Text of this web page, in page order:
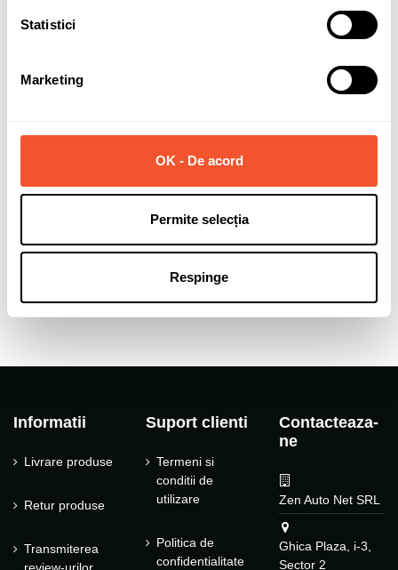
Statistici
Marketing
OK - De acord
Permite selecția
Respinge
Latime janta
65.1
Tip janta Aliaj
Jante auto
Informatii
Livrare produse
Retur produse
Transmiterea
review-urilor
Suport clienti
Termeni si
conditii de
utilizare
Politica de
confidentialitate
Contacteaza-
ne
Zen Auto Net SRL
Ghica Plaza, i-3,
Sector 2